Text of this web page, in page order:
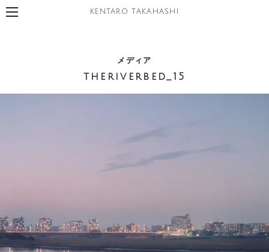
KENTARO TAKAHASHI
メディア
theriverbed_15